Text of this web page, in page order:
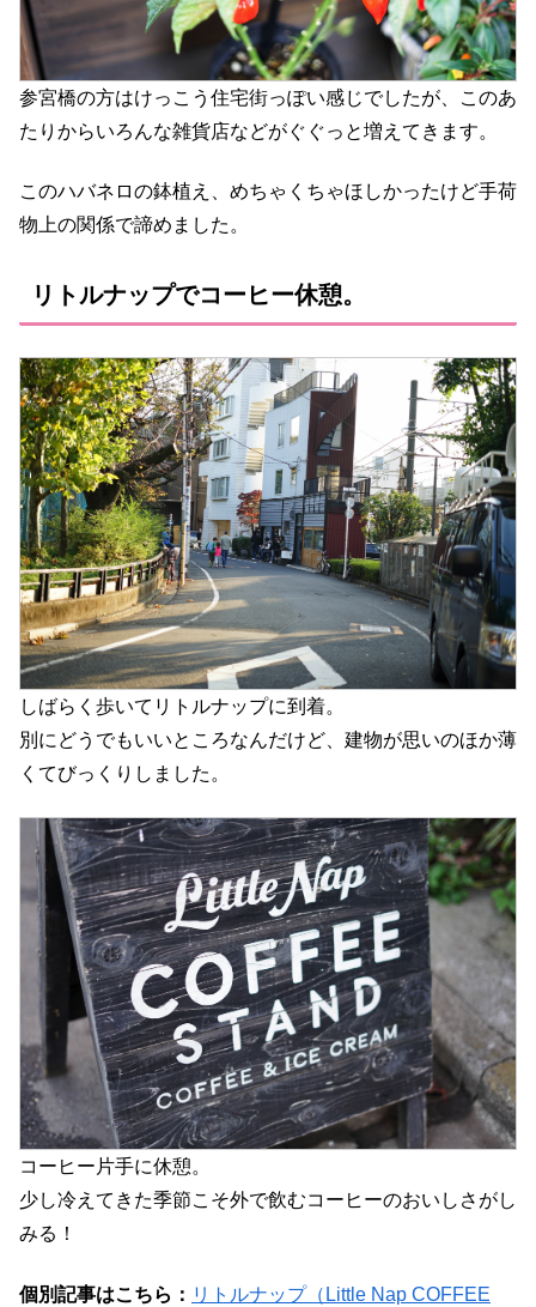
参宮橋の方はけっこう住宅街っぽい感じでしたが、このあ
たりからいろんな雑貨店などがぐぐっと増えてきます。
このハバネロの鉢植え、めちゃくちゃほしかったけど手荷
物上の関係で諦めました。
リトルナップでコーヒー休憩。
しばらく歩いてリトルナップに到着。
別にどうでもいいところなんだけど、建物が思いのほか薄
くてびっくりしました。
コーヒー片手に休憩。
少し冷えてきた季節こそ外で飲むコーヒーのおいしさがし
みる！
個別記事はこちら： リトルナップ（Little Nap COFFEE